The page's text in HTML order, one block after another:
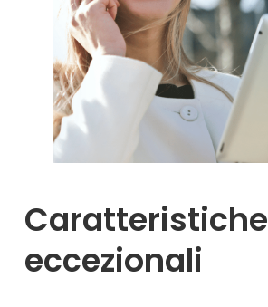
Caratteristiche
eccezionali